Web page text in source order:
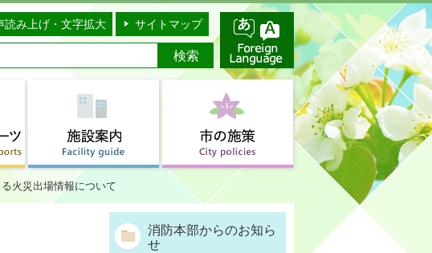
読み上げ・文字拡大 サイトマップ
火災出場情報について
消防本部からのお知ら
せ